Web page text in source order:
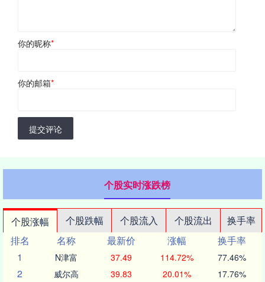
你的昵称*
你的邮箱*
提交评论
个股实时涨跌榜
个股涨幅 个股跌幅 个股流入 个股流出
换手率
排名
名称 最新价 涨幅
换手率
1
N津富 37.49 114.72% 77.46%
2 威尔高 39.83 20.01% 17.76%